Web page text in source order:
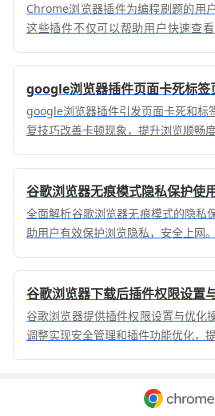
Chrome浏览器插件为编程刷题的用
这些插件不仅可以帮助用户快速查
更好地掌握编程技能。
google浏览器插件页面卡死标签
google浏览器插件引发页面卡死和标
复技巧改善卡顿现象，提升浏览顺畅度
谷歌浏览器无痕模式隐私保护使
全面解析谷歌浏览器无痕模式的隐私
助用户有效保护浏览隐私，安全上网。
谷歌浏览器下载后插件权限设置
谷歌浏览器提供插件权限设置与优化
调整实现安全管理和插件功能优化，